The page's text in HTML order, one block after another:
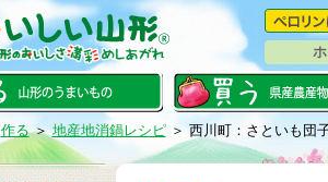
作る＞地産地消鍋レシピ＞ 西川町：さといも団